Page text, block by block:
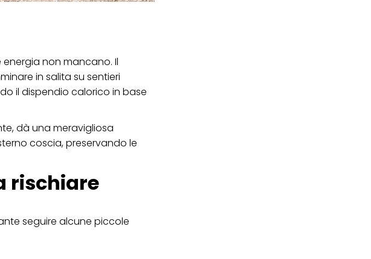
non mancano. Il
in salita su sentieri
il dispendio calorico in base
dà una meravigliosa
coscia, preservando le
rischiare
seguire alcune piccole